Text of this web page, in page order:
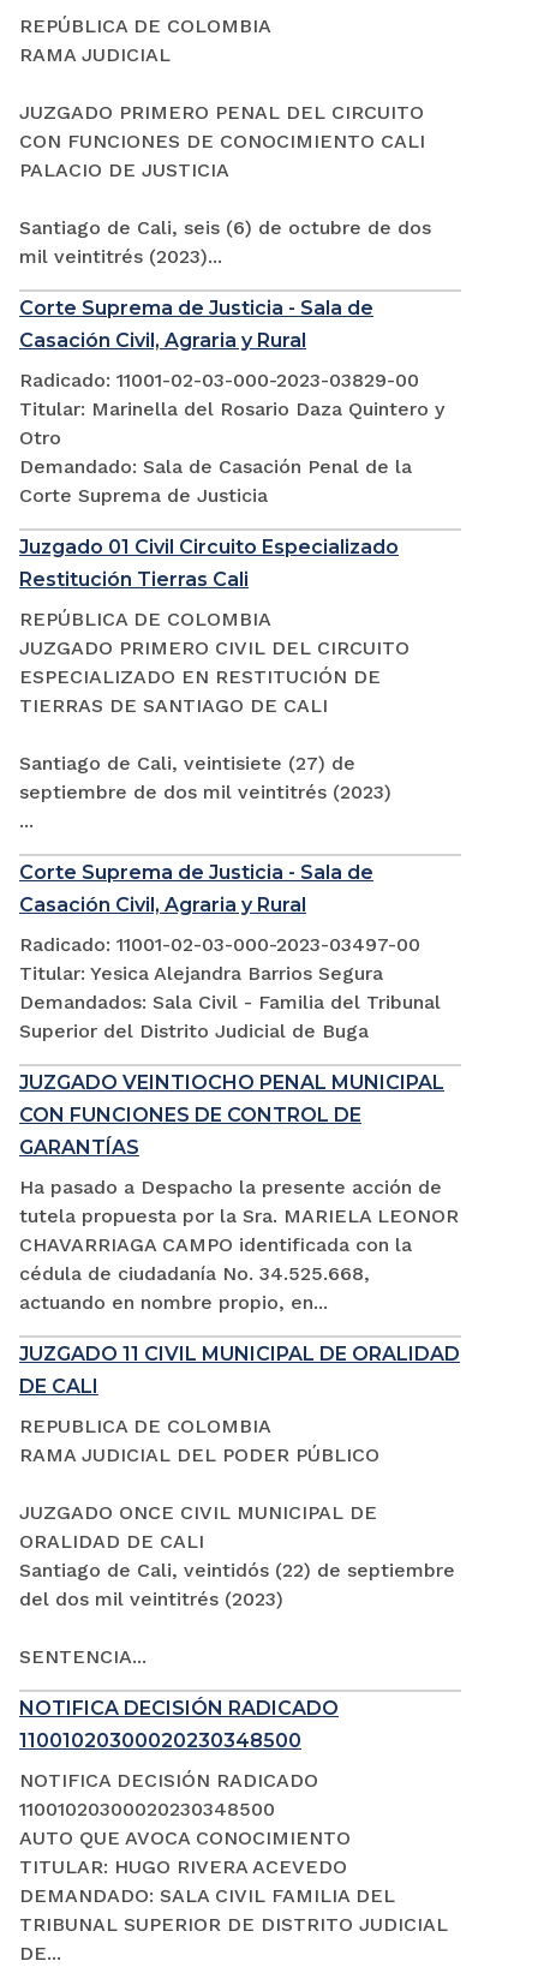
REPÚBLICA DE COLOMBIA
RAMA JUDICIAL
JUZGADO PRIMERO PENAL DEL CIRCUITO
CON FUNCIONES DE CONOCIMIENTO CALI
PALACIO DE JUSTICIA
Santiago de Cali, seis (6) de octubre de dos
mil veintitrés (2023)...
Corte Suprema de Justicia - Sala de
Casación Civil, Agraria y Rural
Radicado: 11001-02-03-000-2023-03829-00
Titular: Marinella del Rosario Daza Quintero y
Otro
Demandado: Sala de Casación Penal de la
Corte Suprema de Justicia
Juzgado 01 Civil Circuito Especializado
Restitución Tierras Cali
REPÚBLICA DE COLOMBIA
JUZGADO PRIMERO CIVIL DEL CIRCUITO
ESPECIALIZADO EN RESTITUCIÓN DE
TIERRAS DE SANTIAGO DE CALI
Santiago de Cali, veintisiete (27) de
septiembre de dos mil veintitrés (2023)
...
Corte Suprema de Justicia - Sala de
Casación Civil, Agraria y Rural
Radicado: 11001-02-03-000-2023-03497-00
Titular: Yesica Alejandra Barrios Segura
Demandados: Sala Civil - Familia del Tribunal
Superior del Distrito Judicial de Buga
JUZGADO VEINTIOCHO PENAL MUNICIPAL
CON FUNCIONES DE CONTROL DE
GARANTÍAS
Ha pasado a Despacho la presente acción de
tutela propuesta por la Sra. MARIELA LEONOR
CHAVARRIAGA CAMPO identificada con la
cédula de ciudadanía No. 34.525.668,
actuando en nombre propio, en...
JUZGADO 11 CIVIL MUNICIPAL DE ORALIDAD
DE CALI
REPUBLICA DE COLOMBIA
RAMA JUDICIAL DEL PODER PÚBLICO
JUZGADO ONCE CIVIL MUNICIPAL DE
ORALIDAD DE CALI
Santiago de Cali, veintidós (22) de septiembre
del dos mil veintitrés (2023)
SENTENCIA...
NOTIFICA DECISIÓN RADICADO
11001020300020230348500
NOTIFICA DECISIÓN RADICADO
11001020300020230348500
AUTO QUE AVOCA CONOCIMIENTO
TITULAR: HUGO RIVERA ACEVEDO
DEMANDADO: SALA CIVIL FAMILIA DEL
TRIBUNAL SUPERIOR DE DISTRITO JUDICIAL
DE...